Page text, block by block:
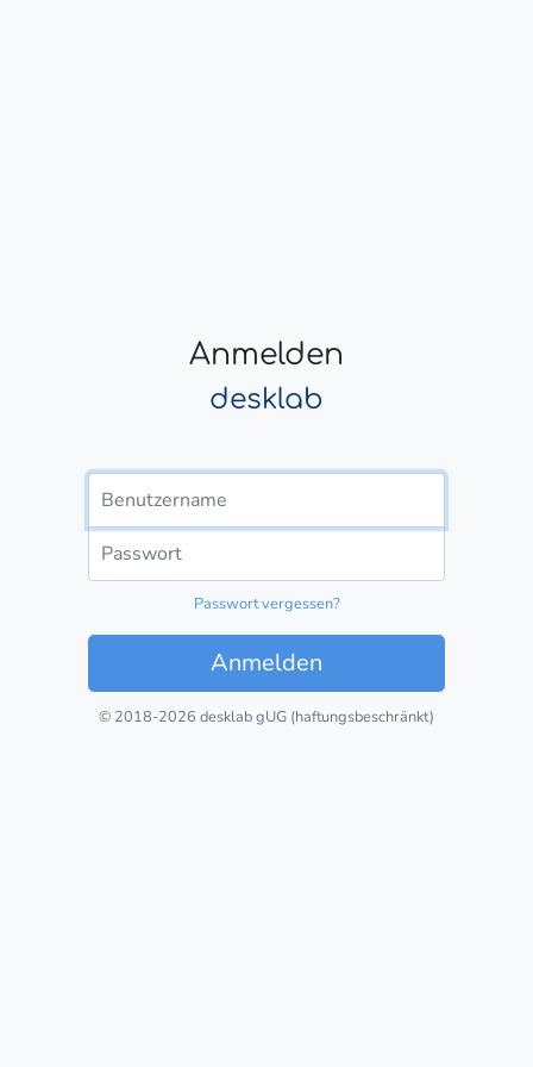
Anmelden
desklab
Passwort vergessen?
Anmelden
© 2018-2026 desklab gUG (haftungsbeschränkt)